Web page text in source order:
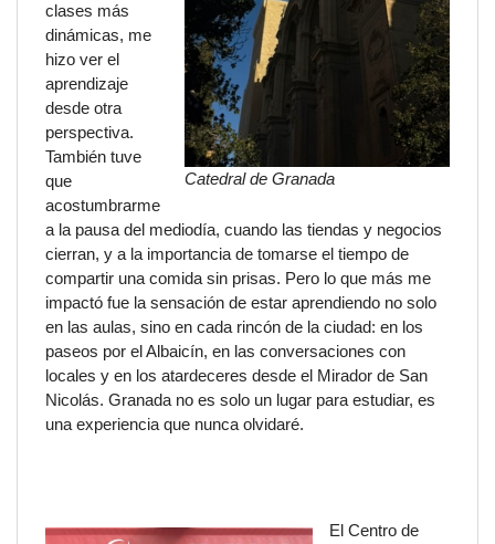
Catedral de Granada
clases más
dinámicas, me
hizo ver el
aprendizaje
desde otra
perspectiva.
También tuve
que
acostumbrarme
a la pausa del mediodía, cuando las tiendas y negocios
cierran, y a la importancia de tomarse el tiempo de
compartir una comida sin prisas. Pero lo que más me
impactó fue la sensación de estar aprendiendo no solo
en las aulas, sino en cada rincón de la ciudad: en los
paseos por el Albaicín, en las conversaciones con
locales y en los atardeceres desde el Mirador de San
Nicolás. Granada no es solo un lugar para estudiar, es
una experiencia que nunca olvidaré.
El Centro de